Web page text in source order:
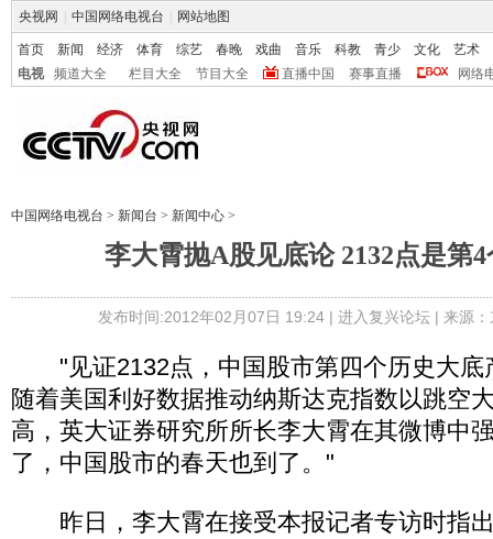
央视网 中国网络电视台 网站地图
首页 新闻 经济 体育 综艺 春晚 戏曲 音乐 科教 青少 文化
艺术
电视
频道大全 栏目大全 节目大全 直播中国 赛事直播 网络
中国网络电视台 > 新闻台 > 新闻中心 >
李大霄抛A股见底论 2132点是第
发布时间:2012年02月07日 19:24 | 进入复兴论坛| 来源
"见证2132点，中国股市第四个历史大底
随着美国利好数据推动纳斯达克指数以跳空
高，英大证券研究所所长李大霄在其微博中
了，中国股市的春天也到了。"
昨日，李大霄在接受本报记者专访时指